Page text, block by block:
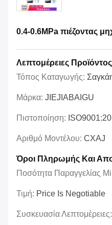
0.4-0.6MPa πιέζοντας
Λεπτομέρειες Προϊόντος
Τόπος Καταγωγής:
Μάρκα: JIEJIABAIGU
Πιστοποίηση:
Αριθμό Μοντέλου: CXAJ
Όροι Πληρωμής Και
Ποσότητα Παραγγελίας
Τιμή: Price Is Negotiable
Συσκευασία Λεπτομέρειες: